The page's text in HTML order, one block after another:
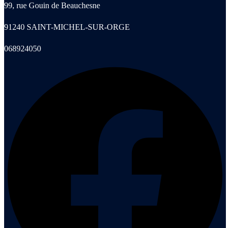
99, rue Gouin de Beauchesne
91240 SAINT-MICHEL-SUR-ORGE
068924050